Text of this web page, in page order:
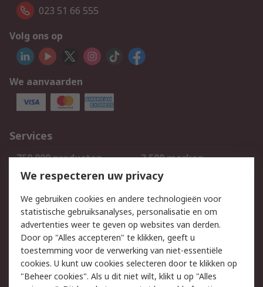
023 51 66 555
Volg ons op
We aanvaarden
Services
750.000 producten
2.500 merken
Bestellen
Inkoopoplossingen
Track & Trace
Wettelijk
Cookiebeleid
Email veiligheid
Privacybeleid
Websitevoorwaarden
We respecteren uw privacy
We gebruiken cookies en andere technologieën voor
statistische gebruiksanalyses, personalisatie en om
advertenties weer te geven op websites van derden.
Door op "Alles accepteren" te klikken, geeft u
toestemming voor de verwerking van niet-essentiële
cookies. U kunt uw cookies selecteren door te klikken op
"Beheer cookies". Als u dit niet wilt, klikt u op "Alles